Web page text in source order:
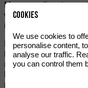
Mayroon ding isang
walang lahat ng mga
ito ay nagtamasa ng
Noong 1959,
kasamang 125 cc
mas konserbatibong
benta ng halos
nagdala sa
Cookies
We use cookies to
personalise content,
analyse our traffic.
you can control them